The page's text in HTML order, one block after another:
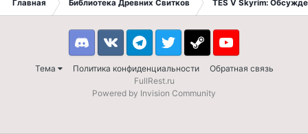
Главная Библиотека Древних Свитков TES V Skyrim:
Тема Политика конфиденциальности Обратная связь
DiscordVK TelegramTwitter Steam Youtube
FullRest.ru
Powered by Invision Community